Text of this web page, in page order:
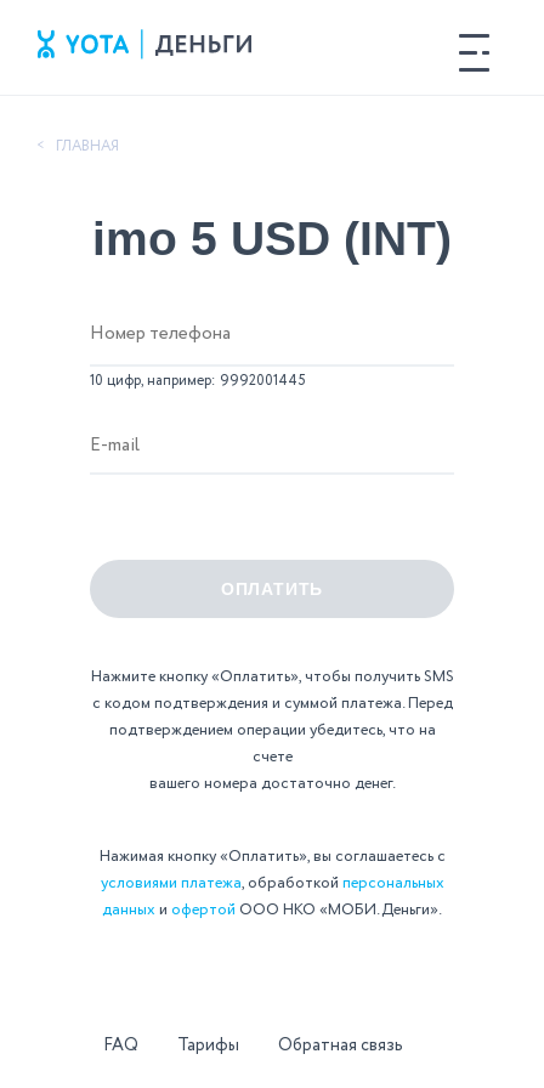
< ГЛАВНАЯ
imo 5 USD (INT)
10 цифр, например: 9992001445
Нажмите кнопку «Оплатить», чтобы получить SMS
с кодом подтверждения и суммой платежа. Перед
подтверждением операции убедитесь, что на
счете
вашего номера достаточно денег.
Нажимая кнопку «Оплатить», вы соглашаетесь с
условиями платежа, обработкой персональных
данных и офертой ООО НКО «МОБИ.Деньги».
FAQ Тарифы Обратная связь